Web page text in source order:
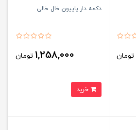
تومان
دکمه دار پاپیون خال خالی
1,258,000 تومان